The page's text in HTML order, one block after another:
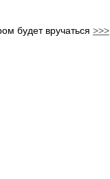
будет вручаться >>>